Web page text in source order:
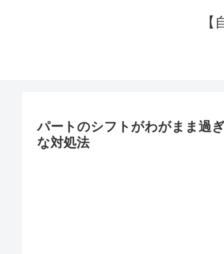
パートのシフトがわがまま過
な対処法